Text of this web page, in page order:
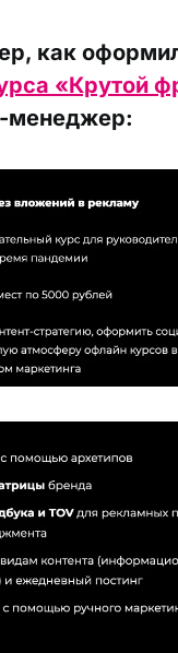
как
«Крутой
менеджер: